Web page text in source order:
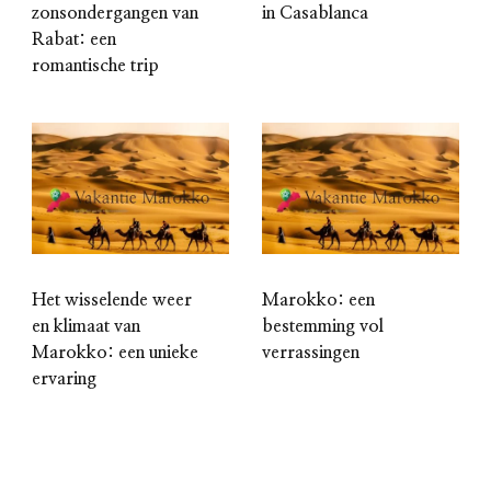
zonsondergangen van
Rabat: een
romantische trip
in Casablanca
Het wisselende weer
en klimaat van
Marokko: een unieke
ervaring
Marokko: een
bestemming vol
verrassingen